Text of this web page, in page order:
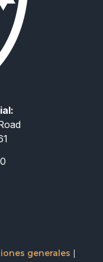
generales |
Русский